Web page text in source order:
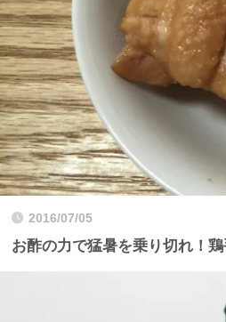
2016/07/05
お酢の力で猛暑を乗り切れ！